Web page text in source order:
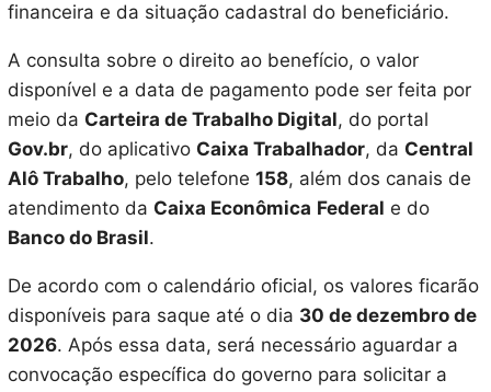
financeira e da situação cadastral do beneficiário.
A consulta sobre o direito ao benefício, o valor
disponível e a data de pagamento pode ser feita por
meio da Carteira de Trabalho Digital, do portal
Gov.br, do aplicativo Caixa Trabalhador, da Central
Alô Trabalho, pelo telefone 158, além dos canais de
atendimento da Caixa Econômica Federal e do
Banco do Brasil.
De acordo com o calendário oficial, os valores ficarão
disponíveis para saque até o dia 30 de dezembro de
2026. Após essa data, será necessário aguardar a
convocação específica do governo para solicitar a